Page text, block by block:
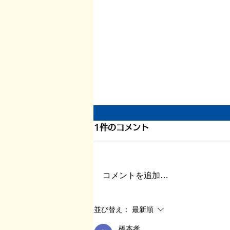
1200件目、書いている本の
こと
ります。 ここまで約5年間。
ちの1200日分ブログを書いたと
1件のコメント
コメントを追加…
並び替え： 最新順
橋本孝